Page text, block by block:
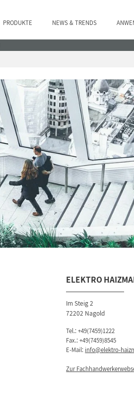
PRODUKTE NEWS & TRENDS
ELEKTRO
Im Steig 2
72202 Nagold
Tel.:+49(7459)1222
Fax.: +49(7459)8545
E-Mail: info@elektro-
Zur